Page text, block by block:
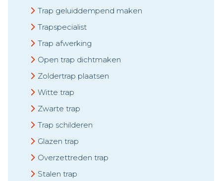
Trap geluiddempend maken
Trapspecialist
Trap afwerking
Open trap dichtmaken
Zoldertrap plaatsen
Witte trap
Zwarte trap
Trap schilderen
Glazen trap
Overzettreden trap
Stalen trap